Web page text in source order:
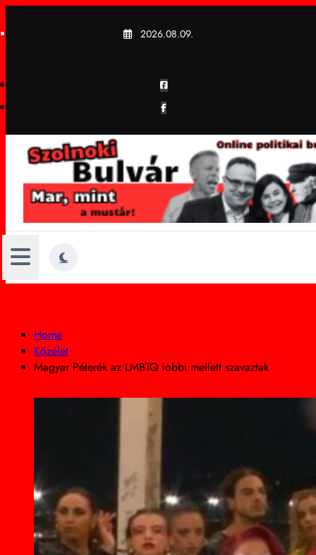
2026.08.09.
Home
Közélet
Magyar Péterék az LMBTQ lobbi mellett szavaztak